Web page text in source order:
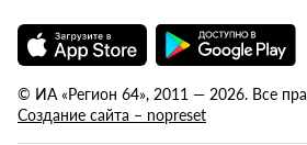
© ИА «Регион 64», 2011 — 2026. Все
Создание сайта – nopreset